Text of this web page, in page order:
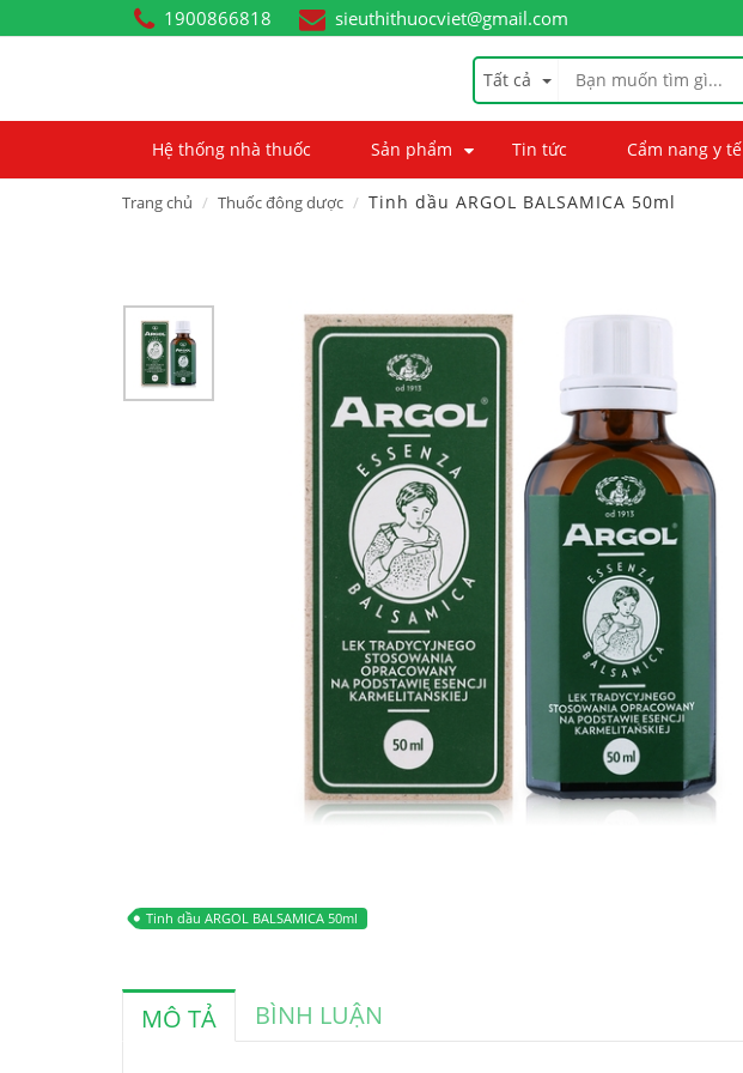
1900866818 sieuthithuocviet@gmail.com
Tất cả
Hệ thống nhà thuốc Sản phẩm Tin tức Cẩm nang y tế
Trang chủ Thuốc đông dược Tinh dầu ARGOL BALSAMICA 50ml
Tinh dầu ARGOL BALSAMICA 50ml
MÔ TẢ BÌNH LUẬN